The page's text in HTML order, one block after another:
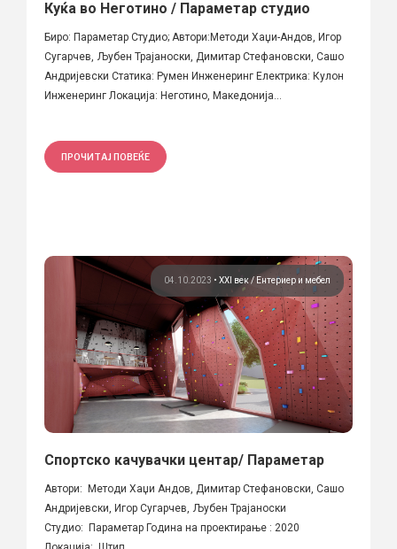
Куќа во Неготино / Параметар студио
Биро: Параметар Студио; Автори:Методи Хаџи-Андов, Игор
Сугарчев, Љубен Трајаноски, Димитар Стефановски, Сашо
Андријевски Статика: Румен Инженеринг Електрика: Кулон
Инженеринг Локација: Неготино, Македонија...
ПРОЧИТАЈ ПОВЕЌЕ
04.10.2023 • XXI век Ентериер и мебел
Спортско качувачки центар/ Параметар
Автори: Методи Хаџи Андов, Димитар Стефановски, Сашо
Андријевски, Игор Сугарчев, Љубен Трајаноски
Студио: Параметар Година на проектирање : 2020